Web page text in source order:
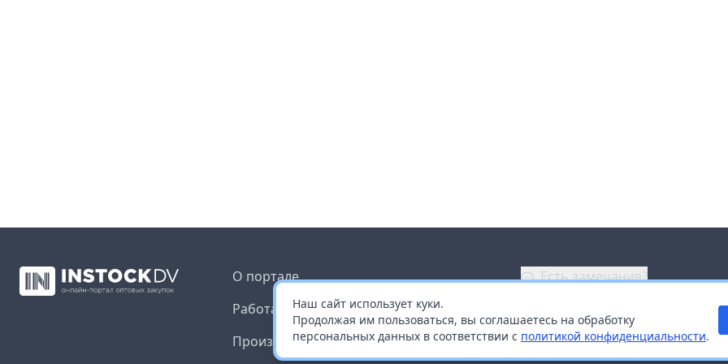
Наш сайт использует куки.
Продолжая им пользоваться, вы соглашаетесь на обработку
персональных данных в соответствии с политикой конфиденциальности.
О портале
Работа с платформой
Производителям и дистрибьюторам
Есть замечания?
Заказать звонок